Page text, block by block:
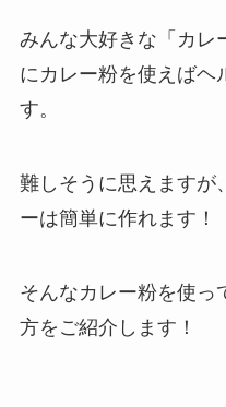
みんな大好きな「カレ
にカレー粉を使えばヘ
す。
難しそうに思えますが
ーは簡単に作れます！
そんなカレー粉を使っ
方をご紹介します！